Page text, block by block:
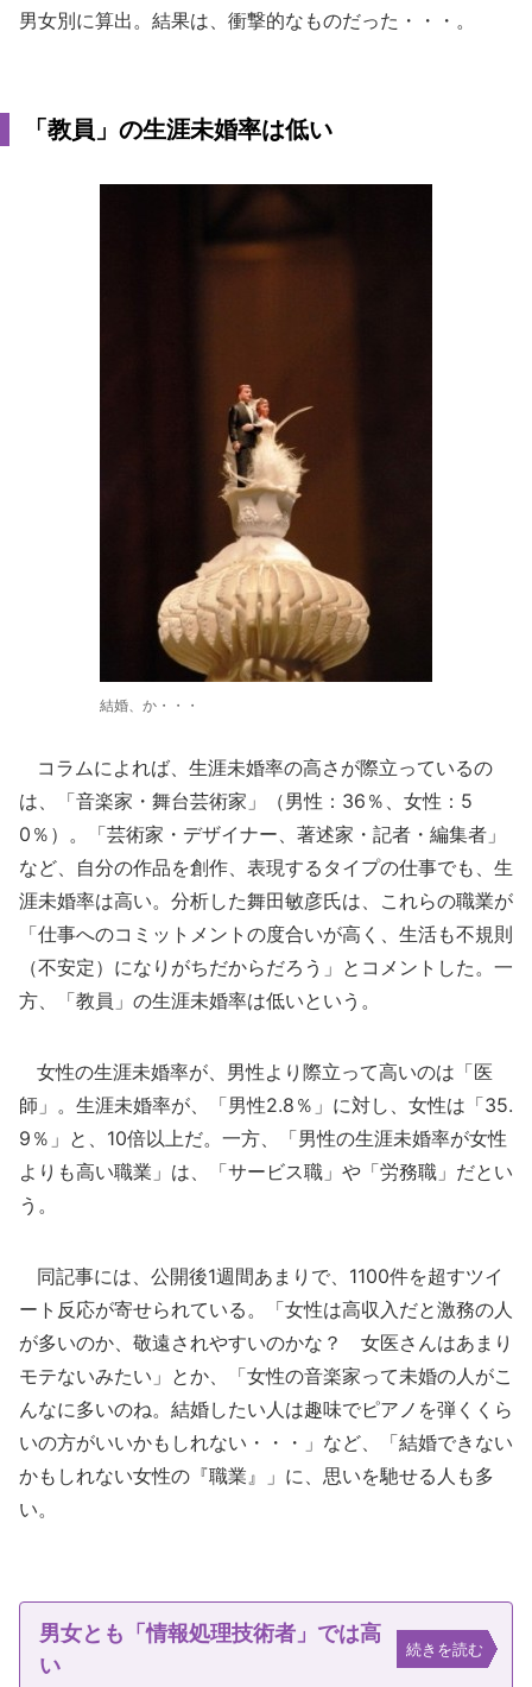
男女別に算出。結果は、衝撃的なものだった・・・。
「教員」の生涯未婚率は低い
結婚、か・・・
コラムによれば、生涯未婚率の高さが際立っているの
は、「音楽家・舞台芸術家」（男性：36％、女性：5
0％）。「芸術家・デザイナー、著述家・記者・編集者」
など、自分の作品を創作、表現するタイプの仕事でも、生
涯未婚率は高い。分析した舞田敏彦氏は、これらの職業が
「仕事へのコミットメントの度合いが高く、生活も不規則
（不安定）になりがちだからだろう」とコメントした。一
方、「教員」の生涯未婚率は低いという。
女性の生涯未婚率が、男性より際立って高いのは「医
師」。生涯未婚率が、「男性2.8％」に対し、女性は「35.
9％」と、10倍以上だ。一方、「男性の生涯未婚率が女性
よりも高い職業」は、「サービス職」や「労務職」だとい
う。
同記事には、公開後1週間あまりで、1100件を超すツイ
ート反応が寄せられている。「女性は高収入だと激務の人
が多いのか、敬遠されやすいのかな？ 女医さんはあまり
モテないみたい」とか、「女性の音楽家って未婚の人がこ
んなに多いのね。結婚したい人は趣味でピアノを弾くくら
いの方がいいかもしれない・・・」など、「結婚できない
かもしれない女性の『職業』」に、思いを馳せる人も多
い。
男女とも「情報処理技術者」では高
い
続きを読む